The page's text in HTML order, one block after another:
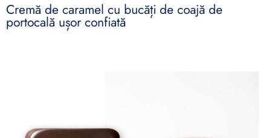
Cremă de caramel cu bucăți de coajă de
portocală ușor confiată